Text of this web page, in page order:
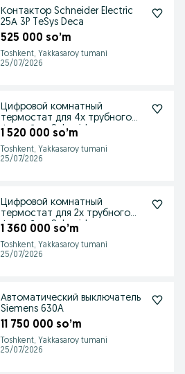
Контактор Schneider Electric
25А 3P TeSys Deca
525 000 so’m
Toshkent, Yakkasaroy tumani
25/07/2026
Цифровой комнатный
термостат для 4х трубного
фанкойла. Schneider
1 520 000 so’m
Toshkent, Yakkasaroy tumani
25/07/2026
Цифровой комнатный
термостат для 2х трубного
фанкойла. Schneider
1 360 000 so’m
Toshkent, Yakkasaroy tumani
25/07/2026
Автоматический выключатель
Siemens 630A
11 750 000 so’m
Toshkent, Yakkasaroy tumani
25/07/2026